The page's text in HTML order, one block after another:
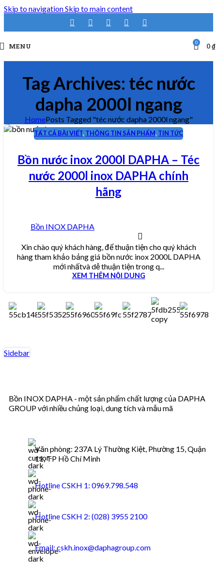
Skip to navigationSkip to main content
MENU 0 0₫
Tag Archives: téc nước
dapha 2000l ngang
HomePosts Tagged "téc nước dapha 2000l ngang"
TẤT CẢ BÀI VIẾT, THÔNG TIN SẢN PHẨM, TIN TỨC
Bồn nước inox 2000l DAPHA – Téc
nước 2000l inox DAPHA chính
hãng
Bồn INOX DAPHA
Xin chào quý khách hàng, để thuận tiện cho quý khách
hàng tham khảo bảng giá bồn nước inox 2000L DAPHA
mới nhấtvà dễ thuận tiện trong q...
XEM THÊM NỘI DUNG
Bồn INOX DAPHA - một sản phẩm chất lượng của DAPHA
GROUP với nhiều chủng loại, dung tích và mẫu mã
Văn phòng: 237A Lý Thường Kiệt, Phường 15, Quận
11, TP Hồ Chí Minh
Hotline CSKH 1: 0969.798.548
Hotline CSKH 2: (028) 3955 2100
Email: cskh.inox@daphagroup.com
Sidebar